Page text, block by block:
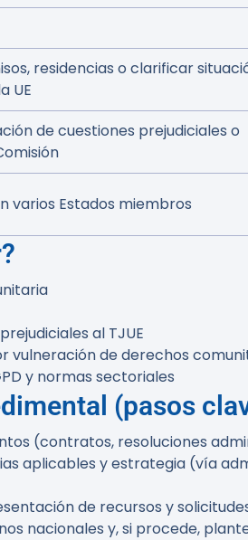
residencias o clarificar
UE
de cuestiones prejudiciales o
varios Estados miembros
al TJUE
vulneración de derechos
y normas sectoriales
(pasos
(contratos, resoluciones
aplicables y estrategia (vía
de recursos y
nacionales y, si procede,